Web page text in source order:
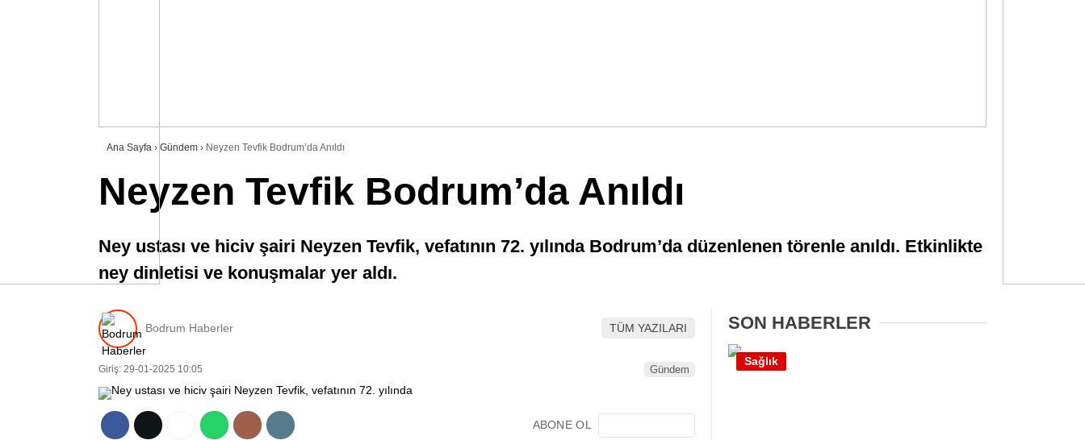
Ekonomi
Magazin
Ana Sayfa › Gündem › Neyzen Tevfik Bodrum’da Anıldı
Neyzen Tevfik Bodrum’da Anıldı
Ney ustası ve hiciv şairi Neyzen Tevfik, vefatının 72. yılında Bodrum’da düzenlenen törenle anıldı. Etkinlikte
ney dinletisi ve konuşmalar yer aldı.
Bodrum Haberler TÜM YAZILARI
Giriş: 29-01-2025 10:05 Gündem
ABONE OL
SON HABERLER
Sağlık